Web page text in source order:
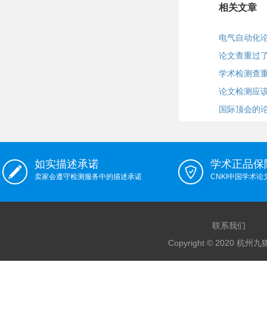
相关文章
电气自动化
论文查重过
学术检测查
论文检测应
国际顶会的
如实描述承诺
卖家会遵守检测服务中的描述承诺
学术正品保
CNKI中国学术论
联系我们
Copyright © 2020 杭州九